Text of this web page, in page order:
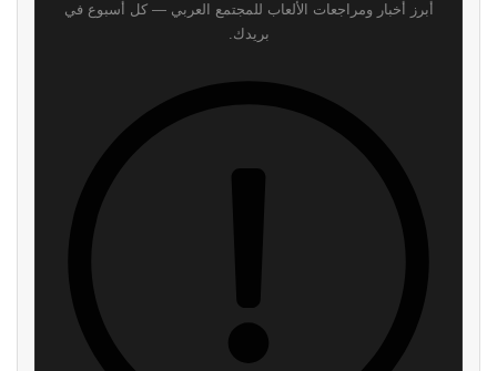
أبرز أخبار ومراجعات الألعاب للمجتمع العربي — كل أسبوع في
بريدك.